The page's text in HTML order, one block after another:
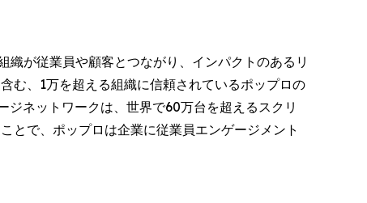
が従業員や顧客とつながり、インパクトのあるリ
む、1万を超える組織に信頼されているポップロの
ネットワークは、世界で60万台を超えるスクリ
とで、ポップロは企業に従業員エンゲージメント